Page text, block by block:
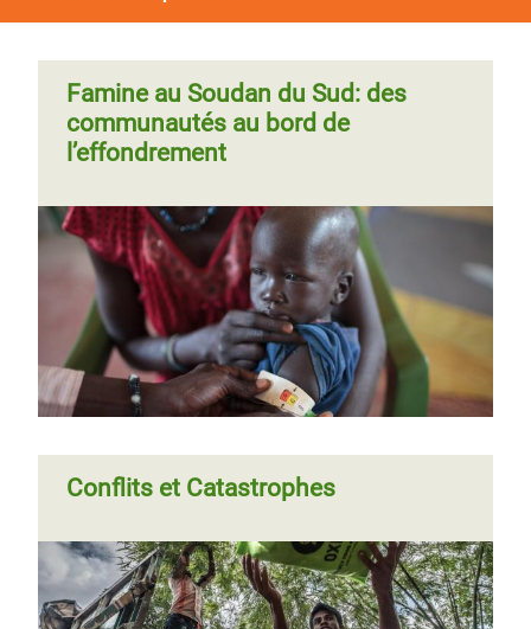
La médiation, clé de l’apaisement du
conflit au Soudan du Sud
Réaction d'Oxfam à l'accroissement
des besoins humanitaires dans le
Soudan du Sud
Pagination
Page
‹‹ Page 3Page
››
Famine au Soudan du Sud: des
communautés au bord de
l’effondrement
Conflits et Catastrophes